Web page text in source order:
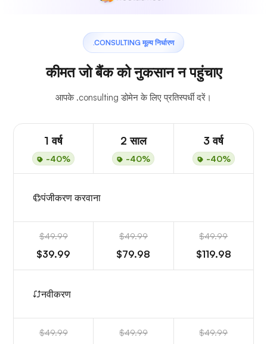
.CONSULTING मूल्य निर्धारण
कीमत जो बैंक को नुकसान न पहुंचाए
आपके .consulting डोमेन के लिए प्रतिस्पर्धी दरें।
1 वर्ष
-40%
2 साल
-40%
3 वर्ष
-40%
पंजीकरण करवाना
$49.99
$39.99
$49.99
$79.98
$49.99
$119.98
नवीकरण
$49.99 $49.99 $49.99